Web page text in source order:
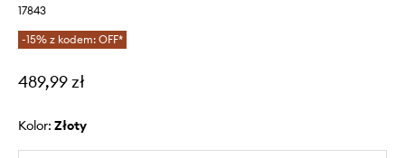
17843
-15% z kodem: OFF*
489,99 zł
Kolor: złoty